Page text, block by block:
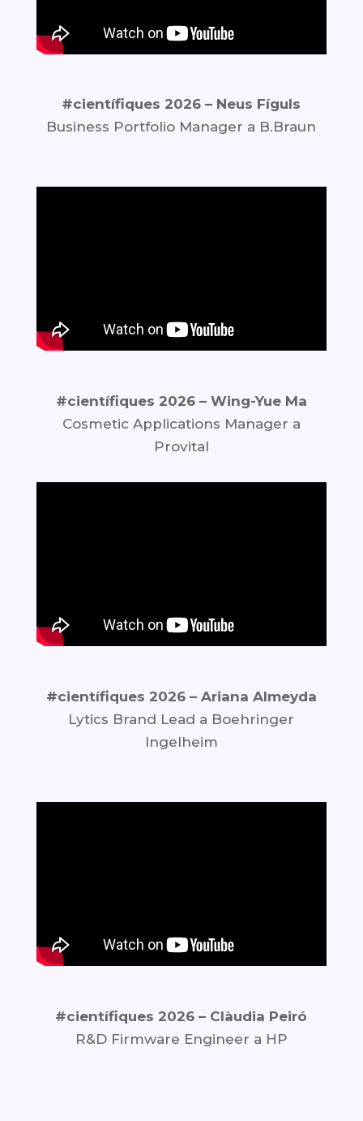
#científiques 2026 – Neus Fíguls
Business Portfolio Manager a B.Braun
#científiques 2026 – Wing-Yue Ma
Cosmetic Applications Manager a
Provital
#científiques 2026 – Ariana Almeyda
Lytics Brand Lead a Boehringer
Ingelheim
#científiques 2026 – Clàudia Peiró
R&D Firmware Engineer a HP